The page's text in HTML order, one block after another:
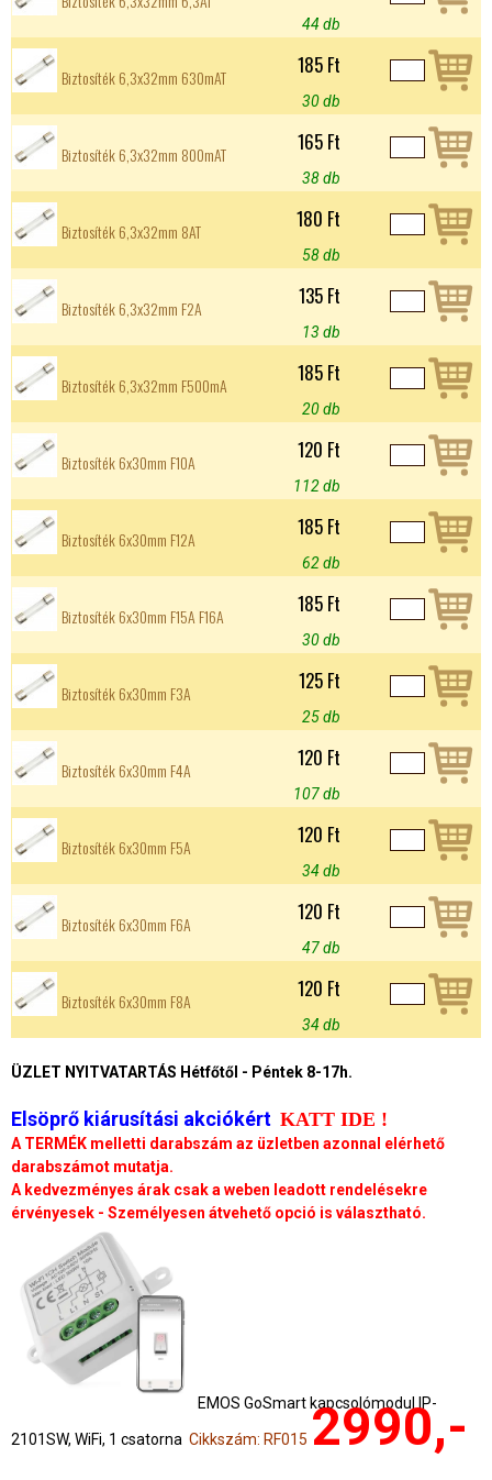
44 db
Biztosíték 6,3x32mm 630mAT 185 Ft
30 db
Biztosíték 6,3x32mm 800mAT 165 Ft
38 db
Biztosíték 6,3x32mm 8AT 180 Ft
58 db
Biztosíték 6,3x32mm F2A 135 Ft
13 db
Biztosíték 6,3x32mm F500mA 185 Ft
20 db
Biztosíték 6x30mm F10A 120 Ft
112 db
Biztosíték 6x30mm F12A 185 Ft
62 db
Biztosíték 6x30mm F15A F16A 185 Ft
30 db
Biztosíték 6x30mm F3A 125 Ft
25 db
Biztosíték 6x30mm F4A 120 Ft
107 db
Biztosíték 6x30mm F5A 120 Ft
34 db
Biztosíték 6x30mm F6A 120 Ft
47 db
Biztosíték 6x30mm F8A 120 Ft
34 db
ÜZLET NYITVATARTÁS Hétfőtől - Péntek 8-17h.
Elsöprő kiárusítási akciókért KATT IDE !
A TERMÉK melletti darabszám az üzletben azonnal elérhető
darabszámot mutatja.
A kedvezményes árak csak a weben leadott rendelésekre
érvényesek - Személyesen átvehető opció is választható.
EMOS GoSmart kapcsolómodul IP-
2101SW, WiFi, 1 csatorna Cikkszám: RF015 2990,-